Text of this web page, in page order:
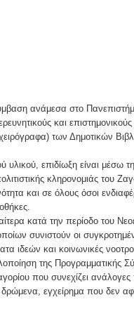
ανάμεσα στο
και επιστημονικούς
των Δημοτικών
επιδίωξη είναι μέσω
κληρονομιάς του
και σε όλους όσοι
κατά την περίοδο του
συνιστούν οι
ιδεών και κοινωνικές
της Προγραμματικής
που συνεχίζει
δρώμενα, εγχείρημα που δεν